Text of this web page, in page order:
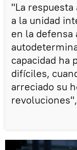
"La
a la unidad
en la defensa
capacidad ha
difíciles,
arreciado su